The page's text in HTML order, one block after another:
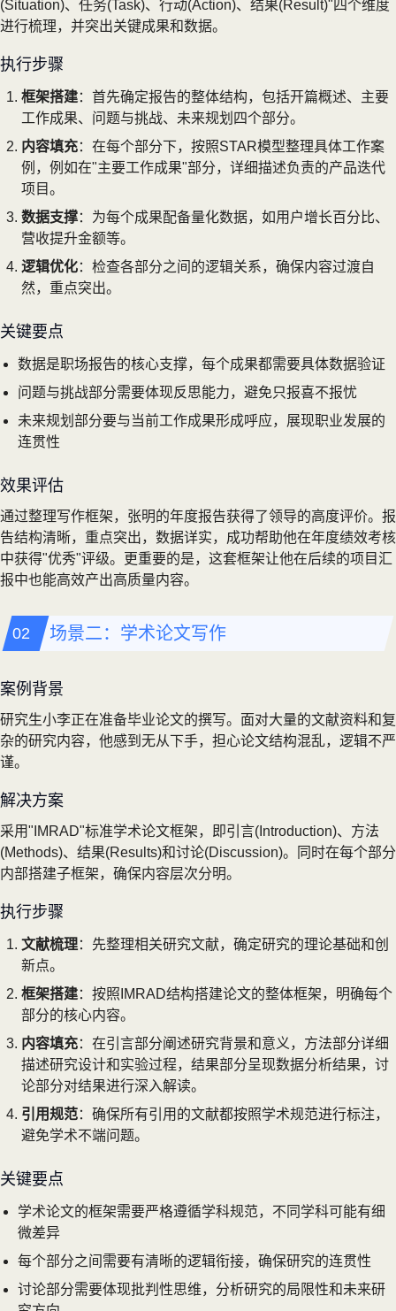
(Situation)、任务(Task)、行动(Action)、结果(Result)"四个维度
进行梳理，并突出关键成果和数据。
执行步骤
框架搭建：首先确定报告的整体结构，包括开篇概述、主要
工作成果、问题与挑战、未来规划四个部分。
内容填充：在每个部分下，按照STAR模型整理具体工作案
例，例如在"主要工作成果"部分，详细描述负责的产品迭代
项目。
数据支撑：为每个成果配备量化数据，如用户增长百分比、
营收提升金额等。
逻辑优化：检查各部分之间的逻辑关系，确保内容过渡自
然，重点突出。
关键要点
数据是职场报告的核心支撑，每个成果都需要具体数据验证
问题与挑战部分需要体现反思能力，避免只报喜不报忧
未来规划部分要与当前工作成果形成呼应，展现职业发展的
连贯性
效果评估
通过整理写作框架，张明的年度报告获得了领导的高度评价。报
告结构清晰，重点突出，数据详实，成功帮助他在年度绩效考核
中获得"优秀"评级。更重要的是，这套框架让他在后续的项目汇
报中也能高效产出高质量内容。
场景二：学术论文写作
案例背景
研究生小李正在准备毕业论文的撰写。面对大量的文献资料和复
杂的研究内容，他感到无从下手，担心论文结构混乱，逻辑不严
谨。
解决方案
采用"IMRAD"标准学术论文框架，即引言(Introduction)、方法
(Methods)、结果(Results)和讨论(Discussion)。同时在每个部分
内部搭建子框架，确保内容层次分明。
执行步骤
文献梳理：先整理相关研究文献，确定研究的理论基础和创
新点。
框架搭建：按照IMRAD结构搭建论文的整体框架，明确每个
部分的核心内容。
内容填充：在引言部分阐述研究背景和意义，方法部分详细
描述研究设计和实验过程，结果部分呈现数据分析结果，讨
论部分对结果进行深入解读。
引用规范：确保所有引用的文献都按照学术规范进行标注，
避免学术不端问题。
关键要点
学术论文的框架需要严格遵循学科规范，不同学科可能有细
微差异
每个部分之间需要有清晰的逻辑衔接，确保研究的连贯性
讨论部分需要体现批判性思维，分析研究的局限性和未来研